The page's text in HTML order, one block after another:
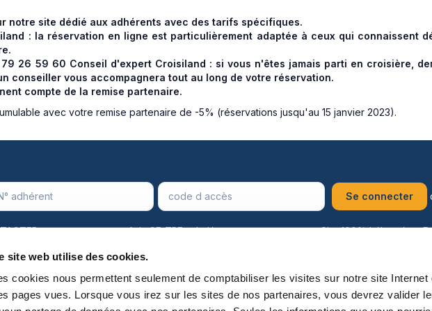
site web utilise des cookies.
cookies nous permettent seulement de comptabiliser les visites sur notre site Internet
pages vues. Lorsque vous irez sur les sites de nos partenaires, vous devrez valider
notre site dédié aux adhérents avec des tarifs spécifiques.
: la réservation en ligne est particulièrement adaptée à ceux qui connaissent
26 59 60 Conseil d'expert Croisiland : si vous n'êtes jamais parti en croisière,
conseiller vous accompagnera tout au long de votre réservation.
compte de la remise partenaire.
avec votre remise partenaire de -5% (réservations jusqu'au 15 janvier 2023).
et Adhésion
Avis CE-TPE salariés
©Suivez-nous sur les réseaux
Site 100% hébergé en